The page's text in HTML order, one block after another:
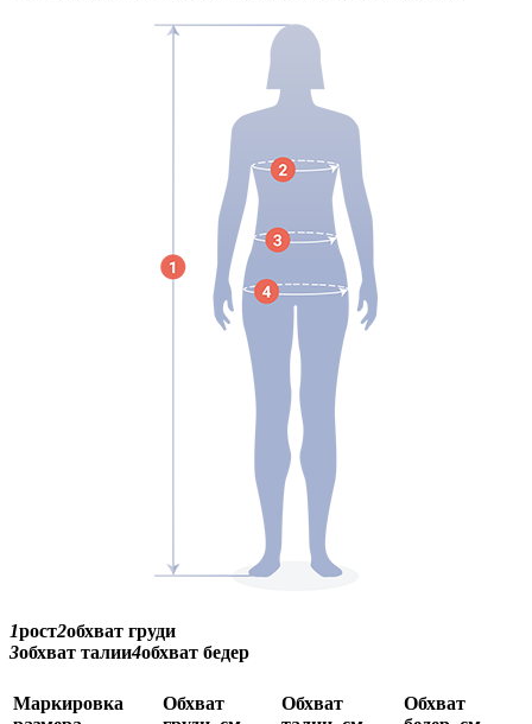
1рост2обхват груди
3обхват талии4обхват бедер
Маркировка
Обхват
Обхват
Обхват